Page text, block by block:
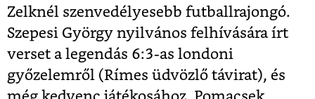
Zelknél szenvedélyesebb futballrajongó.
Szepesi György nyilvános felhívására írt
verset a legendás 6:3-as londoni
győzelemről (Rímes üdvözlő távirat), és